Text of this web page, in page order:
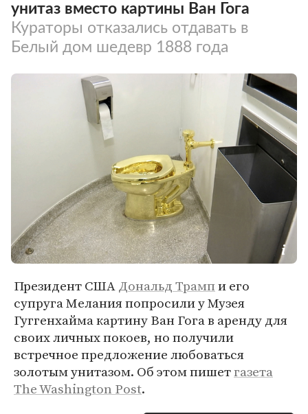
унитаз вместо картины Ван Гога
Кураторы отказались отдавать в
Белый дом шедевр 1888 года
Президент СШАДональд Трампи его
супруга Мелания попросили у Музея
Гуггенхайма картину Ван Гога в аренду для
своих личных покоев, но получили
встречное предложение любоваться
золотым унитазом. Об этом пишетгазета
The Washington Post.